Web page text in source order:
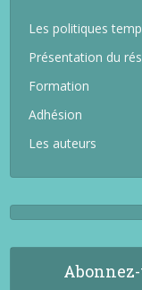
Les politiques
Présentation du
Formation
Adhésion
Les auteurs